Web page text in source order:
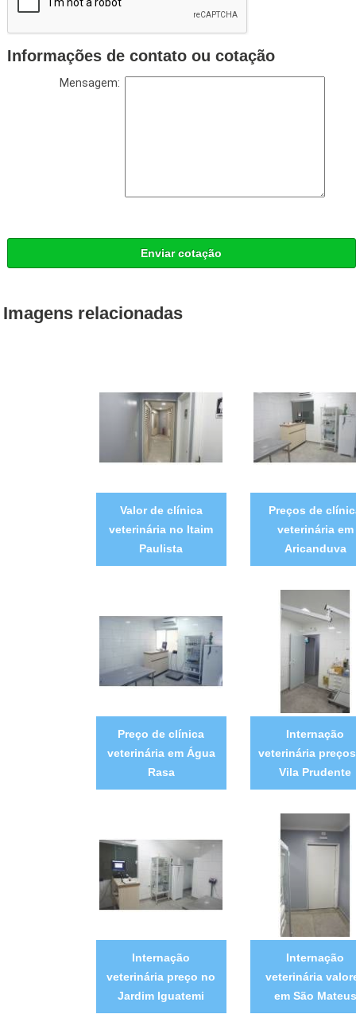
Informações de contato ou cotação
Mensagem:
Enviar cotação
Imagens relacionadas
Valor de clínica
veterinária no Itaim
Paulista
Preços de
veterinária em
Aricanduva
Preço de clínica
veterinária em Água
Rasa
Internação
veterinária
Vila Prudente
Internação
veterinária preço no
Jardim Iguatemi
Internação
veterinária
em São Mateus